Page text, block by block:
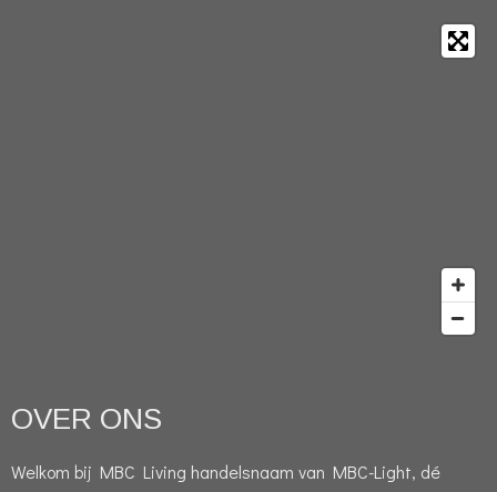
OVER ONS
Welkom bij MBC Living handelsnaam van MBC-Light, dé